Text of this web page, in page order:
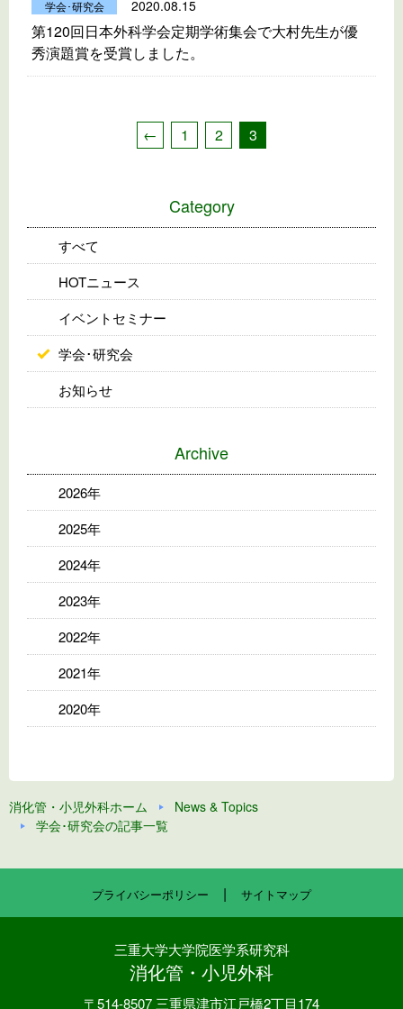
学会･研究会 2020.08.15
第120回日本外科学会定期学術集会で大村先生が優
秀演題賞を受賞しました。
← 1 2 3
Category
すべて
HOTニュース
イベントセミナー
学会･研究会
お知らせ
Archive
2026年
2025年
2024年
2023年
2022年
2021年
2020年
消化管・小児外科ホーム
News & Topics
学会･研究会の記事一覧
プライバシーポリシー | サイトマップ
三重大学大学院医学系研究科
消化管・小児外科
〒514-8507 三重県津市江戸橋2丁目174